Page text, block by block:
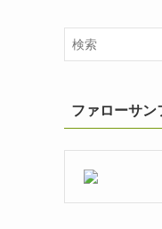
ファローサン